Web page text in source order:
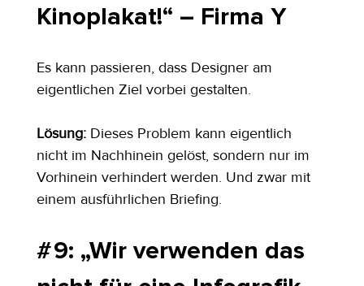
Kinoplakat!“ – Firma Y
Es kann passieren, dass Designer am
eigentlichen Ziel vorbei gestalten.
Lösung: Dieses Problem kann eigentlich
nicht im Nachhinein gelöst, sondern nur im
Vorhinein verhindert werden. Und zwar mit
einem ausführlichen Briefing.
# 9: „Wir verwenden das